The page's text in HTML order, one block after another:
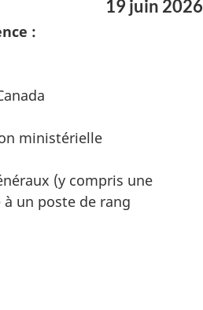
19 juin 2026
:
ministérielle
(y compris une
un poste de rang